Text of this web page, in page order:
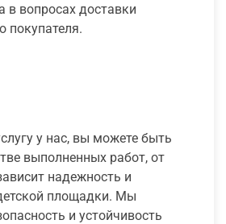
в вопросах доставки
покупателя.
у нас, вы можете быть
выполненных работ, от
надежность и
площадки. Мы
и устойчивость